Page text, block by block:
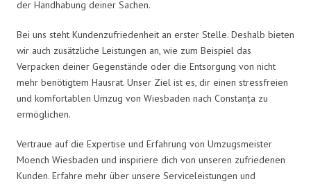
der Handhabung deiner Sachen.
Bei uns steht Kundenzufriedenheit an erster Stelle. Deshalb bieten
wir auch zusätzliche Leistungen an, wie zum Beispiel das
Verpacken deiner Gegenstände oder die Entsorgung von nicht
mehr benötigtem Hausrat. Unser Ziel ist es, dir einen stressfreien
und komfortablen Umzug von Wiesbaden nach Constanța zu
ermöglichen.
Vertraue auf die Expertise und Erfahrung von Umzugsmeister
Moench Wiesbaden und inspiriere dich von unseren zufriedenen
Kunden. Erfahre mehr über unsere Serviceleistungen und